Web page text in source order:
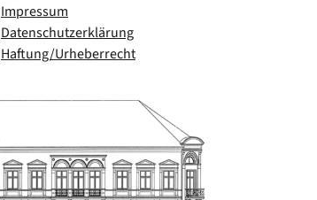
Impressum
Datenschutzerklärung
Haftung/Urheberrecht